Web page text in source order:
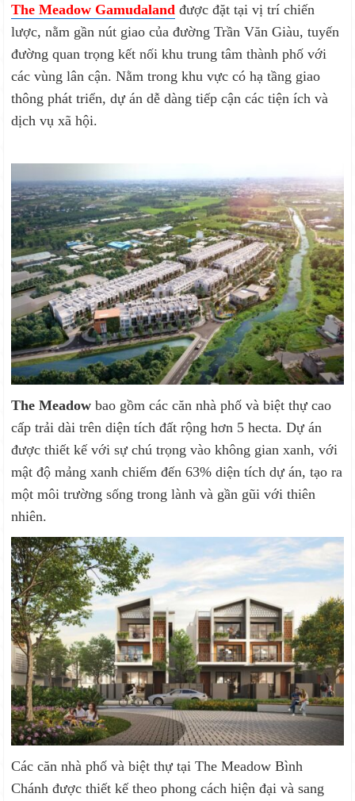
The Meadow Gamudaland được đặt tại vị trí chiến
lược, nằm gần nút giao của đường Trần Văn Giàu, tuyến
đường quan trọng kết nối khu trung tâm thành phố với
các vùng lân cận. Nằm trong khu vực có hạ tầng giao
thông phát triển, dự án dễ dàng tiếp cận các tiện ích và
dịch vụ xã hội.
The Meadow bao gồm các căn nhà phố và biệt thự cao
cấp trải dài trên diện tích đất rộng hơn 5 hecta. Dự án
được thiết kế với sự chú trọng vào không gian xanh, với
mật độ mảng xanh chiếm đến 63% diện tích dự án, tạo ra
một môi trường sống trong lành và gần gũi với thiên
nhiên.
Các căn nhà phố và biệt thự tại The Meadow Bình
Chánh được thiết kế theo phong cách hiện đại và sang